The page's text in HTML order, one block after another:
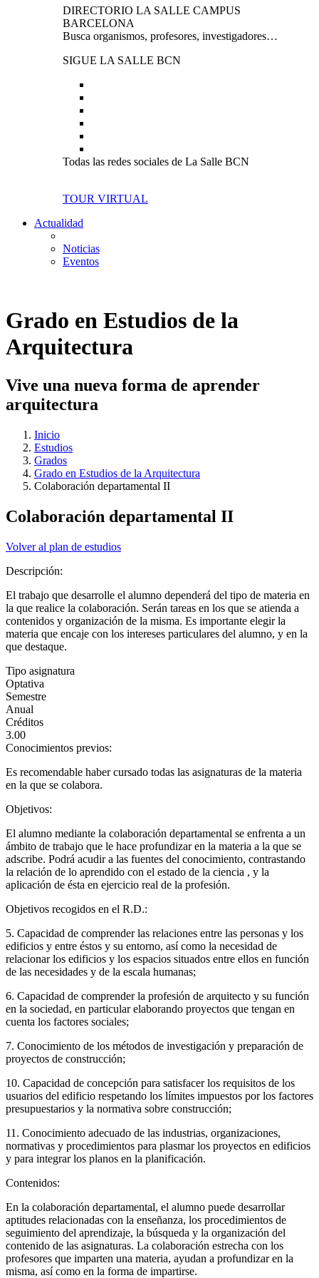
DIRECTORIO LA SALLE CAMPUS
BARCELONA
Busca organismos, profesores, investigadores…
SIGUE LA SALLE BCN
Todas las redes sociales de La Salle BCN
TOUR VIRTUAL
Actualidad
Noticias
Eventos
Grado en Estudios de la
Arquitectura
Vive una nueva forma de aprender
arquitectura
Inicio
Estudios
Grados
Grado en Estudios de la Arquitectura
Colaboración departamental II
Colaboración departamental II
Volver al plan de estudios
Descripción:
El trabajo que desarrolle el alumno dependerá del tipo de materia en
la que realice la colaboración. Serán tareas en los que se atienda a
contenidos y organización de la misma. Es importante elegir la
materia que encaje con los intereses particulares del alumno, y en la
que destaque.
Tipo asignatura
Optativa
Semestre
Anual
Créditos
3.00
Conocimientos previos:
Es recomendable haber cursado todas las asignaturas de la materia
en la que se colabora.
Objetivos:
El alumno mediante la colaboración departamental se enfrenta a un
ámbito de trabajo que le hace profundizar en la materia a la que se
adscribe. Podrá acudir a las fuentes del conocimiento, contrastando
la relación de lo aprendido con el estado de la ciencia , y la
aplicación de ésta en ejercicio real de la profesión.
Objetivos recogidos en el R.D.:
5. Capacidad de comprender las relaciones entre las personas y los
edificios y entre éstos y su entorno, así como la necesidad de
relacionar los edificios y los espacios situados entre ellos en función
de las necesidades y de la escala humanas;
6. Capacidad de comprender la profesión de arquitecto y su función
en la sociedad, en particular elaborando proyectos que tengan en
cuenta los factores sociales;
7. Conocimiento de los métodos de investigación y preparación de
proyectos de construcción;
10. Capacidad de concepción para satisfacer los requisitos de los
usuarios del edificio respetando los límites impuestos por los factores
presupuestarios y la normativa sobre construcción;
11. Conocimiento adecuado de las industrias, organizaciones,
normativas y procedimientos para plasmar los proyectos en edificios
y para integrar los planos en la planificación.
Contenidos:
En la colaboración departamental, el alumno puede desarrollar
aptitudes relacionadas con la enseñanza, los procedimientos de
seguimiento del aprendizaje, la búsqueda y la organización del
contenido de las asignaturas. La colaboración estrecha con los
profesores que imparten una materia, ayudan a profundizar en la
misma, así como en la forma de impartirse.